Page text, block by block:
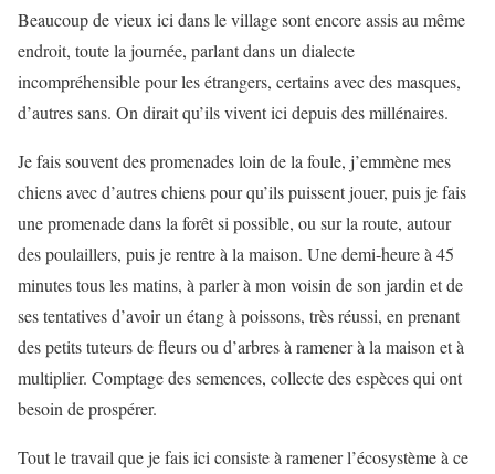
Beaucoup de vieux ici dans le village sont encore assis au même
endroit, toute la journée, parlant dans un dialecte
incompréhensible pour les étrangers, certains avec des masques,
d’autres sans. On dirait qu’ils vivent ici depuis des millénaires.
Je fais souvent des promenades loin de la foule, j’emmène mes
chiens avec d’autres chiens pour qu’ils puissent jouer, puis je fais
une promenade dans la forêt si possible, ou sur la route, autour
des poulaillers, puis je rentre à la maison. Une demi-heure à 45
minutes tous les matins, à parler à mon voisin de son jardin et de
ses tentatives d’avoir un étang à poissons, très réussi, en prenant
des petits tuteurs de fleurs ou d’arbres à ramener à la maison et à
multiplier. Comptage des semences, collecte des espèces qui ont
besoin de prospérer.
Tout le travail que je fais ici consiste à ramener l’écosystème à ce